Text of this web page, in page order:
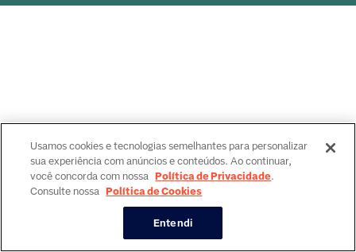
Usamos cookies e tecnologias semelhantes para personalizar
sua experiência com anúncios e conteúdos. Ao continuar,
você concorda com nossa Política de Privacidade.
Consulte nossa Política de Cookies
Entendi